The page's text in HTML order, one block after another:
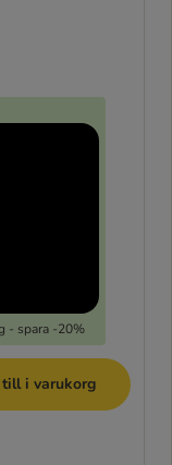
- spara -20%
till i varukorg